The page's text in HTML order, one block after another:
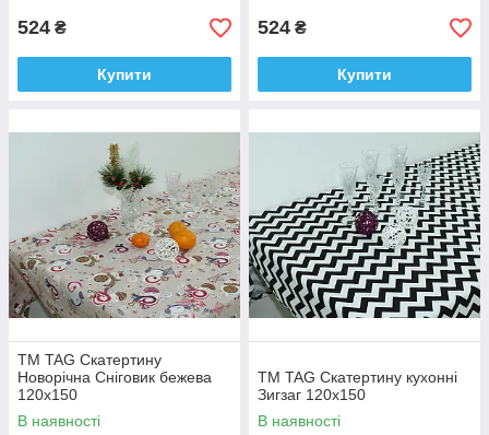
524 ₴
Купити
524 ₴
Купити
ТМ TAG Скатертину
Новорічна Сніговик бежева
120х150
В наявності
ТМ TAG Скатертину кухонні
Зигзаг 120х150
В наявності